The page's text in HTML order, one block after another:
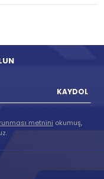
KAYDOL
metnini okumuş,